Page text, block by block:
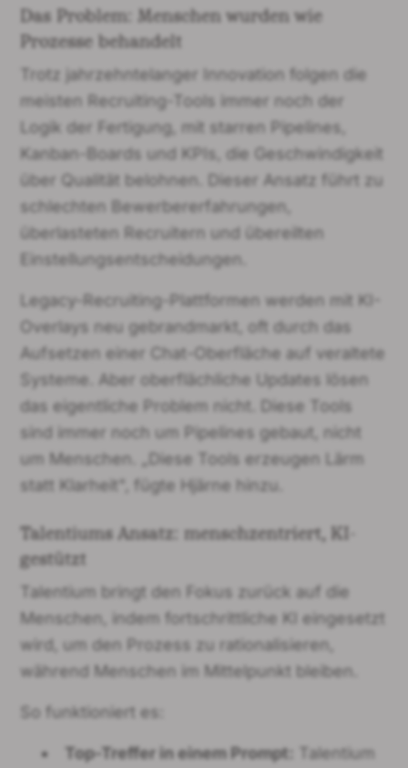
Das Problem: Menschen wurden wie
Prozesse behandelt
Trotz jahrzehntelanger Innovation folgen die
meisten Recruiting-Tools immer noch der
Logik der Fertigung, mit starren Pipelines,
Kanban-Boards und KPIs, die Geschwindigkeit
über Qualität belohnen. Dieser Ansatz führt zu
schlechten Bewerbererfahrungen,
überlasteten Recruitern und übereilten
Einstellungsentscheidungen.
Legacy-Recruiting-Plattformen werden mit KI-
Overlays neu gebrandmarkt, oft durch das
Aufsetzen einer Chat-Oberfläche auf veraltete
Systeme. Aber oberflächliche Updates lösen
das eigentliche Problem nicht. Diese Tools
sind immer noch um Pipelines gebaut, nicht
um Menschen. „Diese Tools erzeugen Lärm
statt Klarheit", fügte Hjärne hinzu.
Talentiums Ansatz: menschzentriert, KI-
gestützt
Talentium bringt den Fokus zurück auf die
Menschen, indem fortschrittliche KI eingesetzt
wird, um den Prozess zu rationalisieren,
während Menschen im Mittelpunkt bleiben.
So funktioniert es:
Top-Treffer in einem Prompt:
Talentium